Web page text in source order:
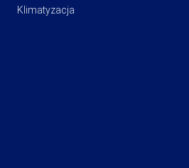
Klimatyzacja